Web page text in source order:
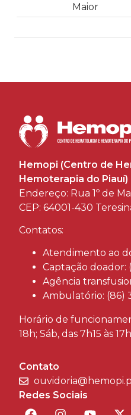
Maior
Hemopi (Centro de
Hemoterapia do Piauí)
Endereço: Rua 1º de
CEP: 64001-430
Contatos:
Atendimento ao
Captação doador:
Agência
Ambulatório: (86)
Horário de
18h; Sáb, das 7h15 às 17h
Contato
Redes Sociais